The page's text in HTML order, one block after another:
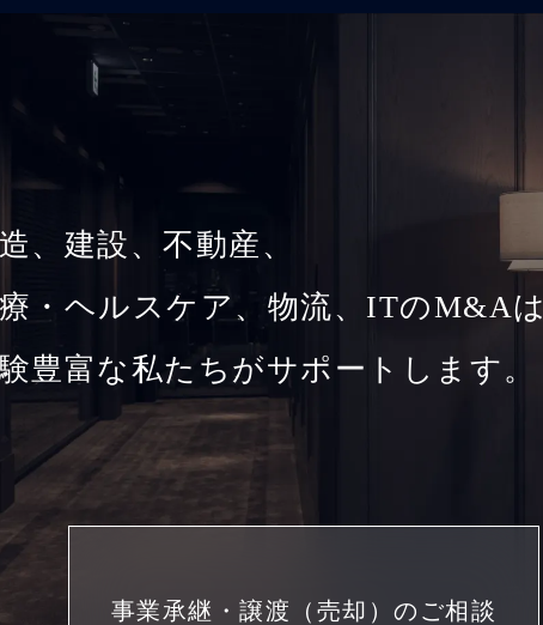
、建設、不動産、
・ヘルスケア、物流、ITのM&Aは
豊富な私たちがサポートします。
事業承継・譲渡（売却）のご相談